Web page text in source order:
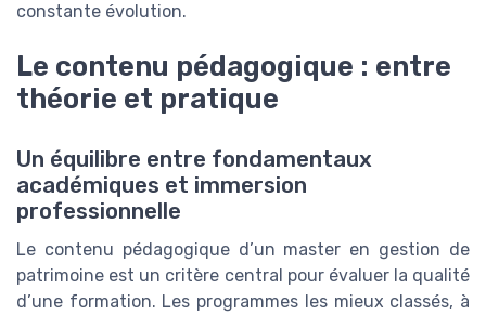
constante évolution.
Le contenu pédagogique : entre
théorie et pratique
Un équilibre entre fondamentaux
académiques et immersion
professionnelle
Le contenu pédagogique d’un master en gestion de
patrimoine est un critère central pour évaluer la qualité
d’une formation. Les programmes les mieux classés, à